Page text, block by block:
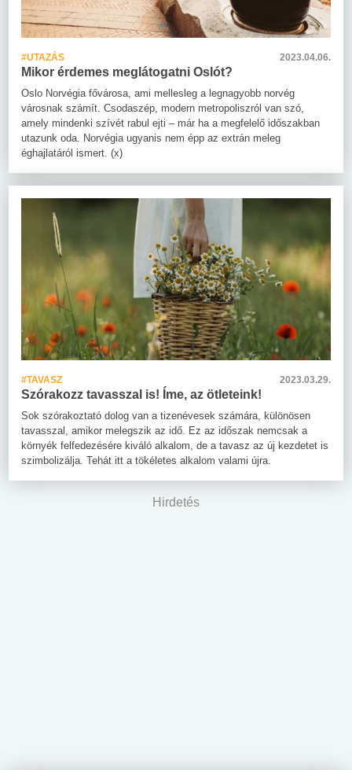
#UTAZÁS 2023.04.06.
Mikor érdemes meglátogatni Oslót?
Oslo Norvégia fővárosa, ami mellesleg a legnagyobb norvég
városnak számít. Csodaszép, modern metropoliszról van szó,
amely mindenki szívét rabul ejti – már ha a megfelelő időszakban
utazunk oda. Norvégia ugyanis nem épp az extrán meleg
éghajlatáról ismert. (x)
#TAVASZ 2023.03.29.
Szórakozz tavasszal is! Íme, az ötleteink!
Sok szórakoztató dolog van a tizenévesek számára, különösen
tavasszal, amikor melegszik az idő. Ez az időszak nemcsak a
környék felfedezésére kiváló alkalom, de a tavasz az új kezdetet is
szimbolizálja. Tehát itt a tökéletes alkalom valami újra.
Hirdetés